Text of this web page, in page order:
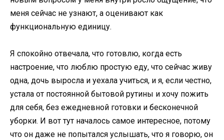
меня сейчас не узнают, а оценивают как
функциональную единицу.
Я спокойно отвечала, что готовлю, когда есть
настроение, что люблю простую еду, что сейчас живу
одна, дочь выросла и уехала учиться, и я, если честно,
устала от постоянной бытовой рутины и хочу пожить
для себя, без ежедневной готовки и бесконечной
уборки. И вот тут началось самое интересное, потому
что он даже не попытался услышать, что я говорю, он